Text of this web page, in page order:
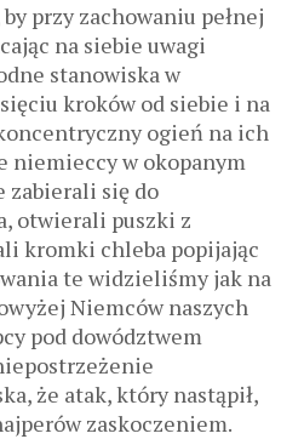
przy zachowaniu pełnej
na siebie uwagi
stanowiska w
kroków od siebie i na
ogień na ich
niemieccy w okopanym
zabierali się do
otwierali puszki z
kromki chleba popijając
te widzieliśmy jak na
Niemców naszych
pod dowództwem
że atak, który nastąpił,
zaskoczeniem.